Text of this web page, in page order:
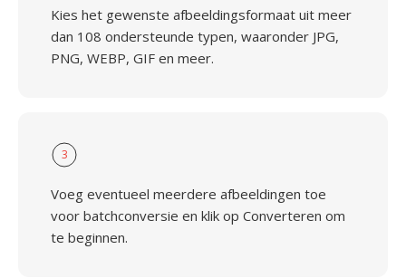
Kies het gewenste afbeeldingsformaat uit meer
dan 108 ondersteunde typen, waaronder JPG,
PNG, WEBP, GIF en meer.
3
Voeg eventueel meerdere afbeeldingen toe
voor batchconversie en klik op Converteren om
te beginnen.